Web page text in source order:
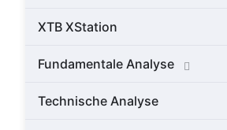
XTB XStation
Fundamentale Analyse
Technische Analyse